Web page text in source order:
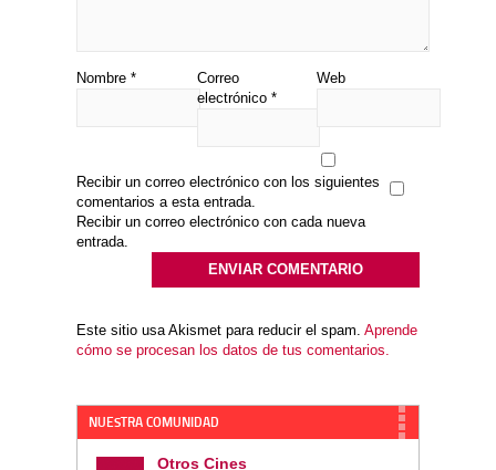
Nombre *
Correo
electrónico *
Web
Recibir un correo electrónico con los siguientes
comentarios a esta entrada.
Recibir un correo electrónico con cada nueva
entrada.
Este sitio usa Akismet para reducir el spam. Aprende
cómo se procesan los datos de tus comentarios.
NUESTRA COMUNIDAD
Otros Cines